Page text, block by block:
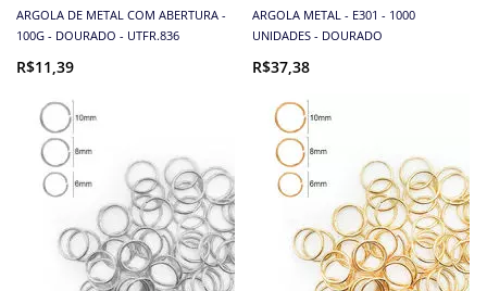
ARGOLA DE METAL COM ABERTURA -
100G - DOURADO - UTFR.836
R$11,39
ARGOLA METAL - E301 - 1000
UNIDADES - DOURADO
R$37,38